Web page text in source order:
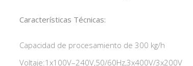
Características Técnicas:
Capacidad de procesamiento de 300 kg/h
Voltaje:1x100V–240V,50/60Hz,3x400V/3x200V